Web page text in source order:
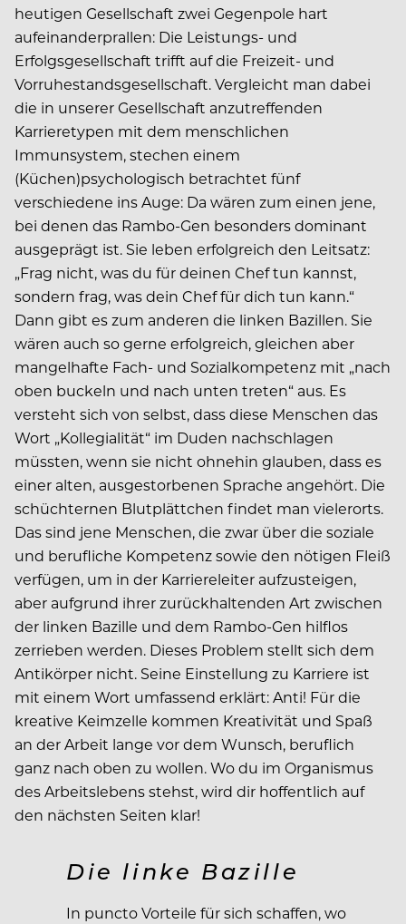
heutigen Gesellschaft zwei Gegenpole hart
aufeinanderprallen: Die Leistungs- und
Erfolgsgesellschaft trifft auf die Freizeit- und
Vorruhestandsgesellschaft. Vergleicht man dabei
die in unserer Gesellschaft anzutreffenden
Karrieretypen mit dem menschlichen
Immunsystem, stechen einem
(Küchen)psychologisch betrachtet fünf
verschiedene ins Auge: Da wären zum einen jene,
bei denen das Rambo-Gen besonders dominant
ausgeprägt ist. Sie leben erfolgreich den Leitsatz:
„Frag nicht, was du für deinen Chef tun kannst,
sondern frag, was dein Chef für dich tun kann.“
Dann gibt es zum anderen die linken Bazillen. Sie
wären auch so gerne erfolgreich, gleichen aber
mangelhafte Fach- und Sozialkompetenz mit „nach
oben buckeln und nach unten treten“ aus. Es
versteht sich von selbst, dass diese Menschen das
Wort „Kollegialität“ im Duden nachschlagen
müssten, wenn sie nicht ohnehin glauben, dass es
einer alten, ausgestorbenen Sprache angehört. Die
schüchternen Blutplättchen findet man vielerorts.
Das sind jene Menschen, die zwar über die soziale
und berufliche Kompetenz sowie den nötigen Fleiß
verfügen, um in der Karriereleiter aufzusteigen,
aber aufgrund ihrer zurückhaltenden Art zwischen
der linken Bazille und dem Rambo-Gen hilflos
zerrieben werden. Dieses Problem stellt sich dem
Antikörper nicht. Seine Einstellung zu Karriere ist
mit einem Wort umfassend erklärt: Anti! Für die
kreative Keimzelle kommen Kreativität und Spaß
an der Arbeit lange vor dem Wunsch, beruflich
ganz nach oben zu wollen. Wo du im Organismus
des Arbeitslebens stehst, wird dir hoffentlich auf
den nächsten Seiten klar!
Die linke Bazille
In puncto Vorteile für sich schaffen, wo